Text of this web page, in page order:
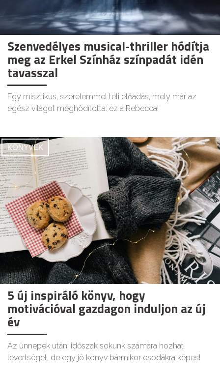
Szenvedélyes musical-thriller hódítja
meg az Erkel Színház színpadát idén
tavasszal
Egy misztikus, szerelemmel teli előadás, mely már az
egész világot meghódította: ez a Rebecca!
KÖNYVEK
5 új inspiráló könyv, hogy
motivációval gazdagon induljon az új
év
Az ünnepek utáni időszak sokunk számára hozhat
levertséget, de egy jó könyv bármikor csodákra képes!